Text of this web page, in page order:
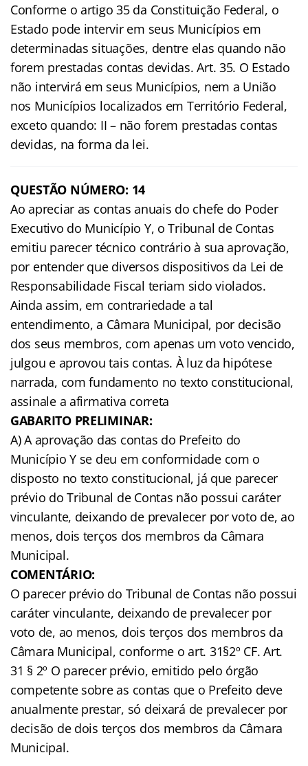
Conforme o artigo 35 da Constituição Federal, o
Estado pode intervir em seus Municípios em
determinadas situações, dentre elas quando não
forem prestadas contas devidas. Art. 35. O Estado
não intervirá em seus Municípios, nem a União
nos Municípios localizados em Território Federal,
exceto quando: II – não forem prestadas contas
devidas, na forma da lei.
QUESTÃO NÚMERO: 14
Ao apreciar as contas anuais do chefe do Poder
Executivo do Município Y, o Tribunal de Contas
emitiu parecer técnico contrário à sua aprovação,
por entender que diversos dispositivos da Lei de
Responsabilidade Fiscal teriam sido violados.
Ainda assim, em contrariedade a tal
entendimento, a Câmara Municipal, por decisão
dos seus membros, com apenas um voto vencido,
julgou e aprovou tais contas. À luz da hipótese
narrada, com fundamento no texto constitucional,
assinale a afirmativa correta
GABARITO PRELIMINAR:
A) A aprovação das contas do Prefeito do
Município Y se deu em conformidade com o
disposto no texto constitucional, já que parecer
prévio do Tribunal de Contas não possui caráter
vinculante, deixando de prevalecer por voto de, ao
menos, dois terços dos membros da Câmara
Municipal.
COMENTÁRIO:
O parecer prévio do Tribunal de Contas não possui
caráter vinculante, deixando de prevalecer por
voto de, ao menos, dois terços dos membros da
Câmara Municipal, conforme o art. 31§2º CF. Art.
31 § 2º O parecer prévio, emitido pelo órgão
competente sobre as contas que o Prefeito deve
anualmente prestar, só deixará de prevalecer por
decisão de dois terços dos membros da Câmara
Municipal.